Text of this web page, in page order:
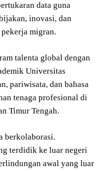
data guna
inovasi, dan
migran.
talenta global dengan
Universitas
pariwisata, dan bahasa
tenaga profesional di
Timur Tengah.
berkolaborasi.
terdidik ke luar negeri
awal yang luar